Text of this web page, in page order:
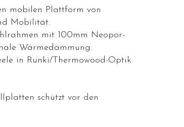
mobilen Plattform von
Mobilität.
mit 100mm Neopor-
Wärmedämmung.
in Runki/Thermowood-Optik
schützt vor den